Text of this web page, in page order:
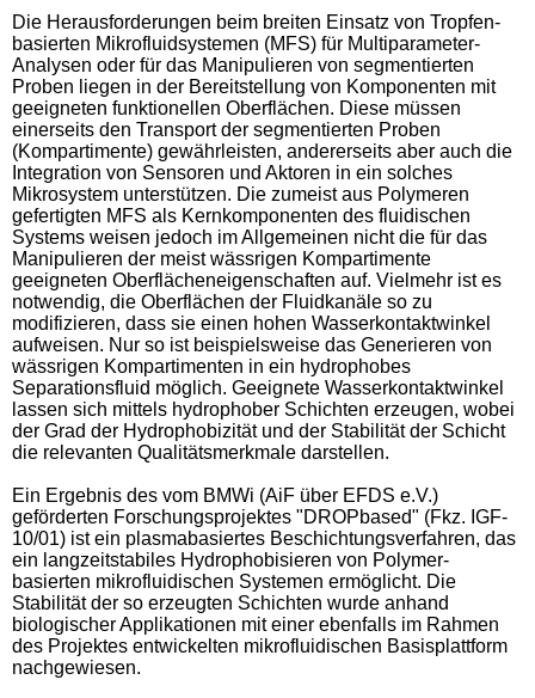
Die Herausforderungen beim breiten Einsatz von Tropfen-
basierten Mikrofluidsystemen (MFS) für Multiparameter-
Analysen oder für das Manipulieren von segmentierten
Proben liegen in der Bereitstellung von Komponenten mit
geeigneten funktionellen Oberflächen. Diese müssen
einerseits den Transport der segmentierten Proben
(Kompartimente) gewährleisten, andererseits aber auch die
Integration von Sensoren und Aktoren in ein solches
Mikrosystem unterstützen. Die zumeist aus Polymeren
gefertigten MFS als Kernkomponenten des fluidischen
Systems weisen jedoch im Allgemeinen nicht die für das
Manipulieren der meist wässrigen Kompartimente
geeigneten Oberflächeneigenschaften auf. Vielmehr ist es
notwendig, die Oberflächen der Fluidkanäle so zu
modifizieren, dass sie einen hohen Wasserkontaktwinkel
aufweisen. Nur so ist beispielsweise das Generieren von
wässrigen Kompartimenten in ein hydrophobes
Separationsfluid möglich. Geeignete Wasserkontaktwinkel
lassen sich mittels hydrophober Schichten erzeugen, wobei
der Grad der Hydrophobizität und der Stabilität der Schicht
die relevanten Qualitätsmerkmale darstellen.
Ein Ergebnis des vom BMWi (AiF über EFDS e.V.)
geförderten Forschungsprojektes "DROPbased" (Fkz. IGF-
10/01) ist ein plasmabasiertes Beschichtungsverfahren, das
ein langzeitstabiles Hydrophobisieren von Polymer-
basierten mikrofluidischen Systemen ermöglicht. Die
Stabilität der so erzeugten Schichten wurde anhand
biologischer Applikationen mit einer ebenfalls im Rahmen
des Projektes entwickelten mikrofluidischen Basisplattform
nachgewiesen.